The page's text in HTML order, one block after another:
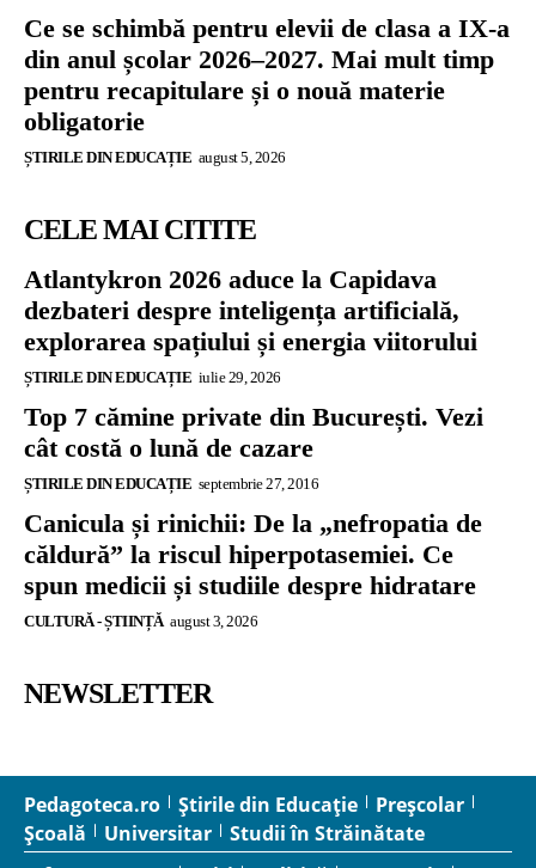
Ce se schimbă pentru elevii de clasa a IX-a
din anul școlar 2026–2027. Mai mult timp
pentru recapitulare și o nouă materie
obligatorie
ȘTIRILE DIN EDUCAȚIE august 5, 2026
CELE MAI CITITE
Atlantykron 2026 aduce la Capidava
dezbateri despre inteligența artificială,
explorarea spațiului și energia viitorului
ȘTIRILE DIN EDUCAȚIE iulie 29, 2026
Top 7 cămine private din București. Vezi
cât costă o lună de cazare
ȘTIRILE DIN EDUCAȚIE septembrie 27, 2016
Canicula și rinichii: De la „nefropatia de
căldură” la riscul hiperpotasemiei. Ce
spun medicii și studiile despre hidratare
CULTURĂ - ȘTIINȚĂ august 3, 2026
NEWSLETTER
Pedagoteca.ro Știrile din Educație
Preșcolar
Școală
Universitar
Studii în Străinătate